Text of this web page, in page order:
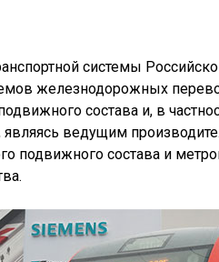
системы
железнодорожных
состава и, в
ведущим
подвижного состава и